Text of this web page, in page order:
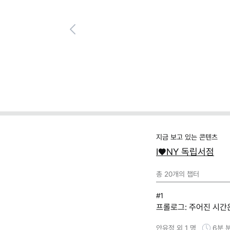
지금 보고 있는 콘텐츠
I♥NY 독립서점
총 20개의 챕터
#1
프롤로그: 주어진 시
안유정 외 1 명 6분